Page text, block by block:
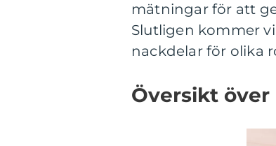
mätningar för att
Slutligen kommer
nackdelar för olika
Översikt över